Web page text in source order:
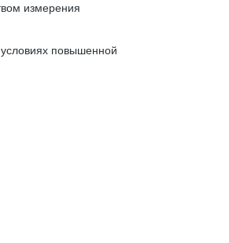
измерения
повышенной